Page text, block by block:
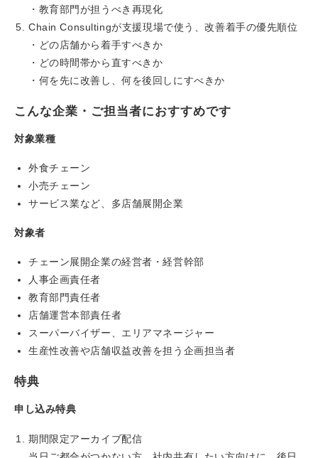
・教育部門が担うべき再現化
Chain Consultingが支援現場で使う、改善着手の優先順位
・どの店舗から着手すべきか
・どの時間帯から直すべきか
・何を先に改善し、何を後回しにすべきか
こんな企業・ご担当者におすすめです
対象業種
外食チェーン
小売チェーン
サービス業など、多店舗展開企業
対象者
チェーン展開企業の経営者・経営幹部
人事企画責任者
教育部門責任者
店舗運営本部責任者
スーパーバイザー、エリアマネージャー
生産性改善や店舗収益改善を担う企画担当者
特典
申し込み特典
期間限定アーカイブ配信